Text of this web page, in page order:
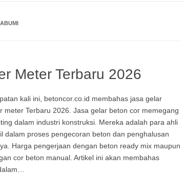
Meter Terbaru 2026
kali ini, betoncor.co.id membahas jasa gelar
meter Terbaru 2026. Jasa gelar beton cor memegang
dalam industri konstruksi. Mereka adalah para ahli
dalam proses pengecoran beton dan penghalusan
Harga pengerjaan dengan beton ready mix maupun
cor beton manual. Artikel ini akan membahas